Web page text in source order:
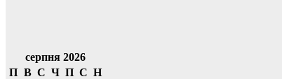
серпня 2026
П В С Ч П С Н